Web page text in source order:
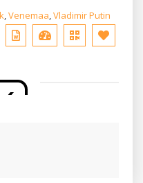
,Venemaa,Vladimir Putin